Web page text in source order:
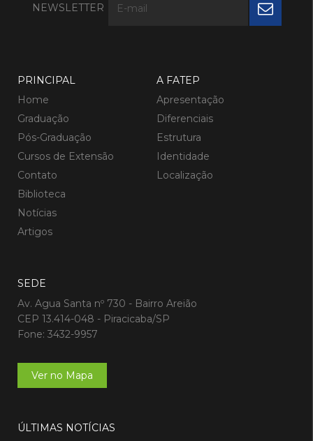
NEWSLETTER
PRINCIPAL
Home
Graduação
Pós-Graduação
Cursos de Extensão
Contato
Biblioteca
Notícias
Artigos
A FATEP
Apresentação
Diferenciais
Estrutura
Identidade
Localização
SEDE
Av. Agua Santa nº 730 - Bairro Areião
CEP 13.414-048 - Piracicaba/SP
Fone: 3432-9957
Ver no Mapa
ÚLTIMAS NOTÍCIAS